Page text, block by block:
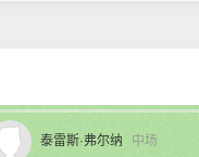
中场
泰雷斯·弗尔纳